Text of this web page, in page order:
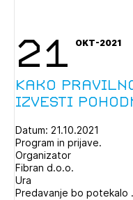
21 OKT-2021
Kako
izvesti
Datum: 21.10.2021
Program in prijave.
Organizator
Fibran d.o.o.
Ura
Predavanje bo potekalo